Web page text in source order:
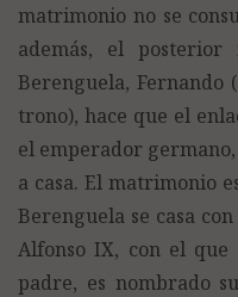
matrimonio no se
además, el posterior
Berenguela, Fernando
trono), hace que el
el emperador
a casa. El matrimonio
Berenguela se casa
Alfonso IX, con el
padre, es nombrado